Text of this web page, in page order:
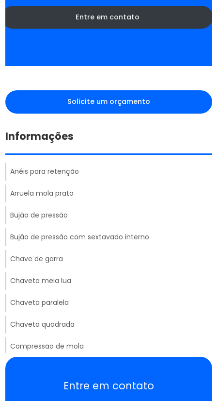
Entre em contato
Solicite um orçamento
Informações
Anéis para retenção
Arruela mola prato
Bujão de pressão
Bujão de pressão com sextavado interno
Chave de garra
Chaveta meia lua
Chaveta paralela
Chaveta quadrada
Compressão de mola
Empresa de molas em são paulo
Entre em contato